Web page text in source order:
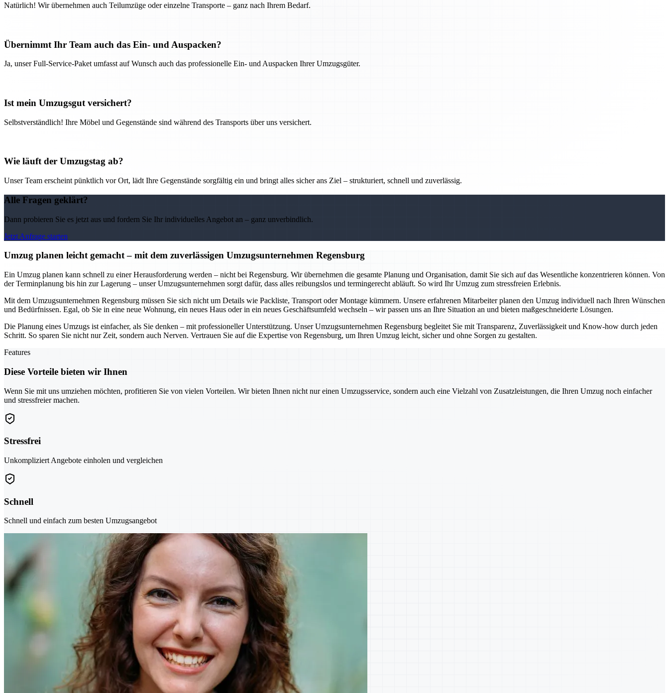
Natürlich! Wir übernehmen auch Teilumzüge oder einzelne Transporte – ganz nach Ihrem Bedarf.
Übernimmt Ihr Team auch das Ein- und Auspacken?
Ja, unser Full-Service-Paket umfasst auf Wunsch auch das professionelle Ein- und Auspacken Ihrer Umzugsgüter.
Ist mein Umzugsgut versichert?
Selbstverständlich! Ihre Möbel und Gegenstände sind während des Transports über uns versichert.
Wie läuft der Umzugstag ab?
Unser Team erscheint pünktlich vor Ort, lädt Ihre Gegenstände sorgfältig ein und bringt alles sicher ans Ziel – strukturiert, schnell und zuverlässig.
Alle Fragen geklärt?
Dann probieren Sie es jetzt aus und fordern Sie Ihr individuelles Angebot an – ganz unverbindlich.
Jetzt Anfrage starten
Umzug planen leicht gemacht – mit dem zuverlässigen Umzugsunternehmen Regensburg
Ein Umzug planen kann schnell zu einer Herausforderung werden – nicht bei Regensburg. Wir übernehmen die gesamte Planung und Organisation, damit Sie sich auf das Wesentliche konzentrieren können. Von
der Terminplanung bis hin zur Lagerung – unser Umzugsunternehmen sorgt dafür, dass alles reibungslos und termingerecht abläuft. So wird Ihr Umzug zum stressfreien Erlebnis.
Mit dem Umzugsunternehmen Regensburg müssen Sie sich nicht um Details wie Packliste, Transport oder Montage kümmern. Unsere erfahrenen Mitarbeiter planen den Umzug individuell nach Ihren Wünschen
und Bedürfnissen. Egal, ob Sie in eine neue Wohnung, ein neues Haus oder in ein neues Geschäftsumfeld wechseln – wir passen uns an Ihre Situation an und bieten maßgeschneiderte Lösungen.
Die Planung eines Umzugs ist einfacher, als Sie denken – mit professioneller Unterstützung. Unser Umzugsunternehmen Regensburg begleitet Sie mit Transparenz, Zuverlässigkeit und Know-how durch jeden
Schritt. So sparen Sie nicht nur Zeit, sondern auch Nerven. Vertrauen Sie auf die Expertise von Regensburg, um Ihren Umzug leicht, sicher und ohne Sorgen zu gestalten.
Features
Diese Vorteile bieten wir Ihnen
Wenn Sie mit uns umziehen möchten, profitieren Sie von vielen Vorteilen. Wir bieten Ihnen nicht nur einen Umzugsservice, sondern auch eine Vielzahl von Zusatzleistungen, die Ihren Umzug noch einfacher
und stressfreier machen.
Stressfrei
Unkompliziert Angebote einholen und vergleichen
Schnell
Schnell und einfach zum besten Umzugsangebot